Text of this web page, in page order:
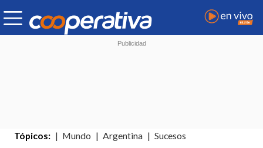
Tópicos: Mundo Argentina Sucesos